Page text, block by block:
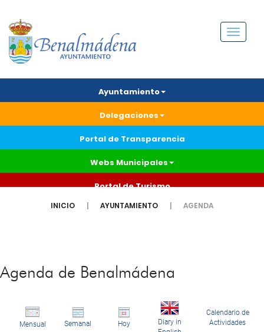
Menú
Ayuntamiento
Delegaciones
Portal de Transparencia
Webs Municipales
Portal de Turismo
INICIO AYUNTAMIENTO AGENDA
Agenda de Benalmádena
Mensual Semanal Hoy
Diary in
Calendario de
Actividades